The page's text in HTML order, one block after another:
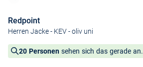
Redpoint
Herren Jacke - KEV- oliv uni
20 Personen sehen sich das gerade an.